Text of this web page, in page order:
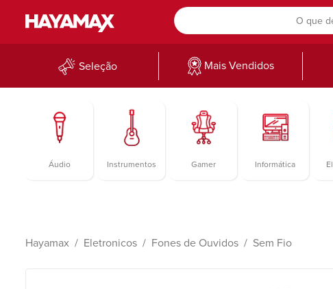
Seleção Mais Vendidos
Áudio Instrumentos Gamer Informática
Hayamax Eletronicos Fones de Ouvidos Sem Fio